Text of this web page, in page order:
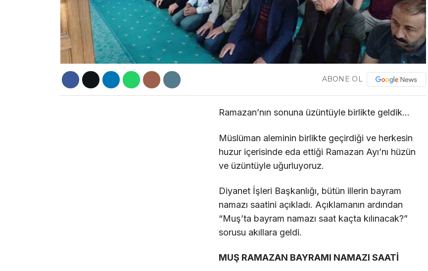
ABONE OL
Ramazan’nın sonuna üzüntüyle birlikte geldik…
Müslüman aleminin birlikte geçirdiği ve herkesin
huzur içerisinde eda ettiği Ramazan Ayı’nı hüzün
ve üzüntüyle uğurluyoruz.
Diyanet İşleri Başkanlığı, bütün illerin bayram
namazı saatini açıkladı. Açıklamanın ardından
“Muş’ta bayram namazı saat kaçta kılınacak?”
sorusu akıllara geldi.
MUŞ RAMAZAN BAYRAMI NAMAZI SAATİ